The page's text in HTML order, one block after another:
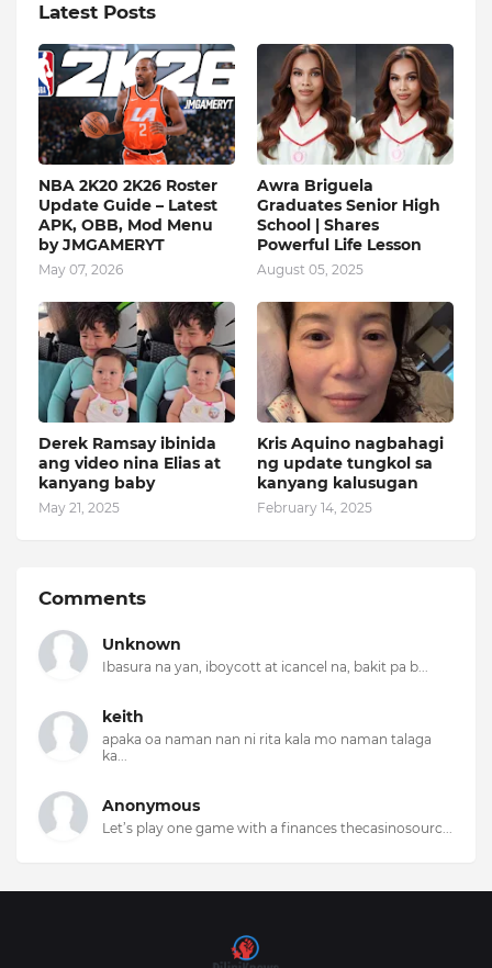
Latest Posts
NBA 2K20 2K26 Roster
Update Guide – Latest
APK, OBB, Mod Menu
by JMGAMERYT
May 07, 2026
Awra Briguela
Graduates Senior High
School | Shares
Powerful Life Lesson
August 05, 2025
Derek Ramsay ibinida
ang video nina Elias at
kanyang baby
May 21, 2025
Kris Aquino nagbahagi
ng update tungkol sa
kanyang kalusugan
February 14, 2025
Comments
Unknown
Ibasura na yan, iboycott at icancel na, bakit pa b...
keith
apaka oa naman nan ni rita kala mo naman talaga
ka...
Anonymous
Let’s play one game with a finances thecasinosourc...